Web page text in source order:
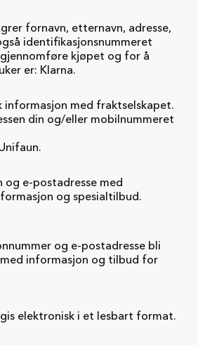
fornavn, etternavn, adresse,
identifikasjonsnummeret
kjøpet og for å
er: Klarna.
informasjon med fraktselskapet.
din og/eller mobilnummeret
og e-postadresse med
og spesialtilbud.
og e-postadresse bli
informasjon og tilbud for
elektronisk i et lesbart format.